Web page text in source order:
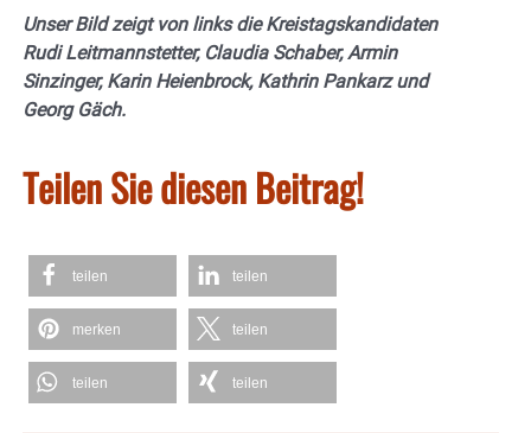
Unser Bild zeigt von links die Kreistagskandidaten
Rudi Leitmannstetter, Claudia Schaber, Armin
Sinzinger, Karin Heienbrock, Kathrin Pankarz und
Georg Gäch.
Teilen Sie diesen Beitrag!
teilen teilen
merken teilen
teilen teilen